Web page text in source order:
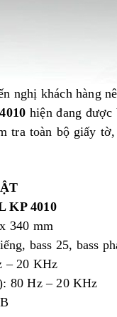
nghị khách hàng
hiện đang
tra toàn bộ giấy
KP 4010
340 mm
bass 25, bass
– 20 KHz
80 Hz – 20 KHz